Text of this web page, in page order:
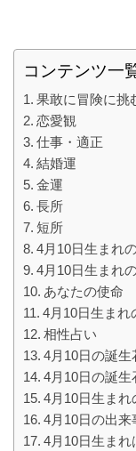
コンテンツ一
果敢に冒険に挑
恋愛観
仕事・適正
結婚運
金運
長所
短所
4月10日生まれ
4月10日生まれ
あなたの使命
4月10日生まれ
相性占い
4月10日の誕生
4月10日の誕
4月10日生まれ
4月10日の出来
4月10日生まれ